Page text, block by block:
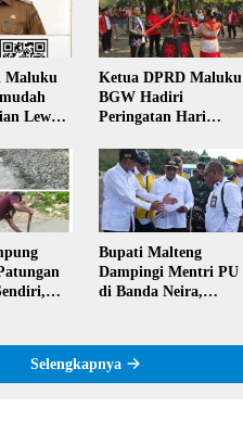
Maluku
Lewat
ke
Ketua DPRD Maluku
BGW Hadiri
Peringatan Hari
Salatiga, Gaungkan
Semangat Hidop
Orang Basudara
Bupati Malteng
Dampingi Mentri PU
di Banda Neira,
Jadi 2,2 Km
Selengkapnya